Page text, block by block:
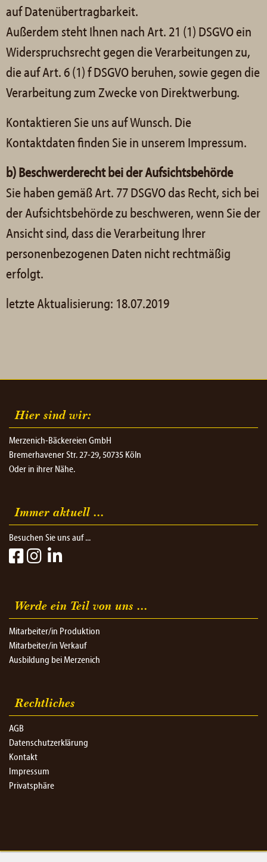
auf Datenübertragbarkeit.
Außerdem steht Ihnen nach Art. 21 (1) DSGVO ein
Widerspruchsrecht gegen die Verarbeitungen zu,
die auf Art. 6 (1) f DSGVO beruhen, sowie gegen die
Verarbeitung zum Zwecke von Direktwerbung.
Kontaktieren Sie uns auf Wunsch. Die
Kontaktdaten finden Sie in unserem Impressum.
b) Beschwerderecht bei der Aufsichtsbehörde
Sie haben gemäß Art. 77 DSGVO das Recht, sich bei
der Aufsichtsbehörde zu beschweren, wenn Sie der
Ansicht sind, dass die Verarbeitung Ihrer
personenbezogenen Daten nicht rechtmäßig
erfolgt.
letzte Aktualisierung: 18.07.2019
Hier sind wir:
Merzenich-Bäckereien GmbH
Bremerhavener Str. 27-29, 50735 Köln
Oder in ihrer Nähe.
Immer aktuell ...
Besuchen Sie uns auf ...
Werde ein Teil von uns ...
Mitarbeiter/in Produktion
Mitarbeiter/in Verkauf
Ausbildung bei Merzenich
Rechtliches
AGB
Datenschutzerklärung
Kontakt
Impressum
Privatsphäre